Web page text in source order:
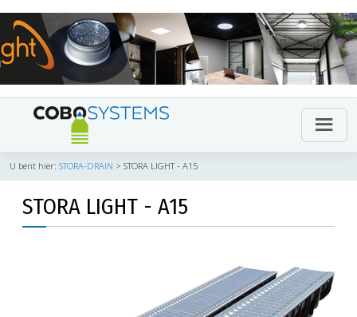
U bent hier: STORA-DRAIN > STORA LIGHT - A15
STORA LIGHT - A15